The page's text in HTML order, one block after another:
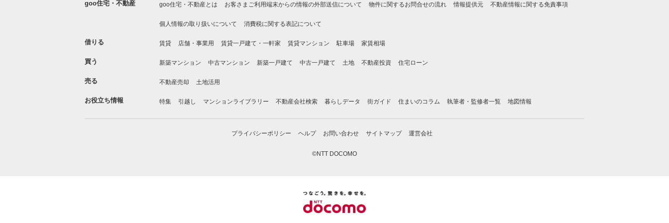
goo住宅・不動産 goo住宅・不動産とは お客さまご利用端末からの情報の外部送信について 物件に関するお問合せの流れ 情報提供元 不動産情報に関する免責事項
個人情報の取り扱いについて 消費税に関する表記について
借りる 賃貸 店舗・事業用 賃貸一戸建て・一軒家 賃貸マンション 駐車場 家賃相場
買う 新築マンション 中古マンション 新築一戸建て 中古一戸建て 土地 不動産投資 住宅ローン
売る 不動産売却 土地活用
お役立ち情報 特集 引越し マンションライブラリー 不動産会社検索 暮らしデータ 街ガイド 住まいのコラム 執筆者・監修者一覧 地図情報
プライバシーポリシー ヘルプ お問い合わせ サイトマップ 運営会社
©NTT DOCOMO